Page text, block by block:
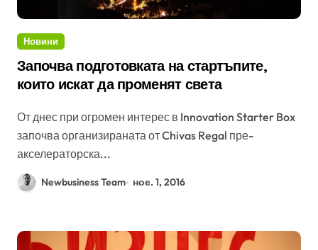
Новини
Започва подготовката на стартъпите,
които искат да променят света
От днес при огромен интерес в Innovation Starter Box
започва организираната от Chivas Regal пре-
акселераторска...
Newbusiness Team ное. 1, 2016